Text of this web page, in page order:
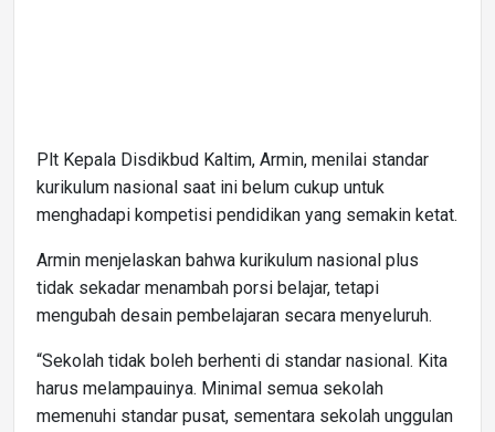
Plt Kepala Disdikbud Kaltim, Armin, menilai standar
kurikulum nasional saat ini belum cukup untuk
menghadapi kompetisi pendidikan yang semakin ketat.
Armin menjelaskan bahwa kurikulum nasional plus
tidak sekadar menambah porsi belajar, tetapi
mengubah desain pembelajaran secara menyeluruh.
“Sekolah tidak boleh berhenti di standar nasional. Kita
harus melampauinya. Minimal semua sekolah
memenuhi standar pusat, sementara sekolah unggulan